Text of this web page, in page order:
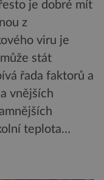
je dobré mít
z
viru je
stát
řada faktorů a
vnějších
teplota…